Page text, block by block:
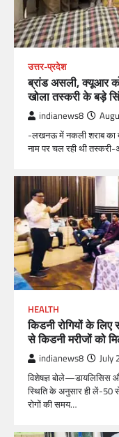
उत्तर-प्रदेश
ब्रांड असली, क्यूआर
खोला तस्करी के बड़े
indianews8
-लखनऊ में नकली शराब का
नाम पर चल रही थी
HEALTH
किडनी रोगियों के
से किडनी मरीजों को
indianews8 July
विशेषज्ञ बोले—डायलिसिस
स्थिति के अनुसार ही लें-50
रोगों की समय…